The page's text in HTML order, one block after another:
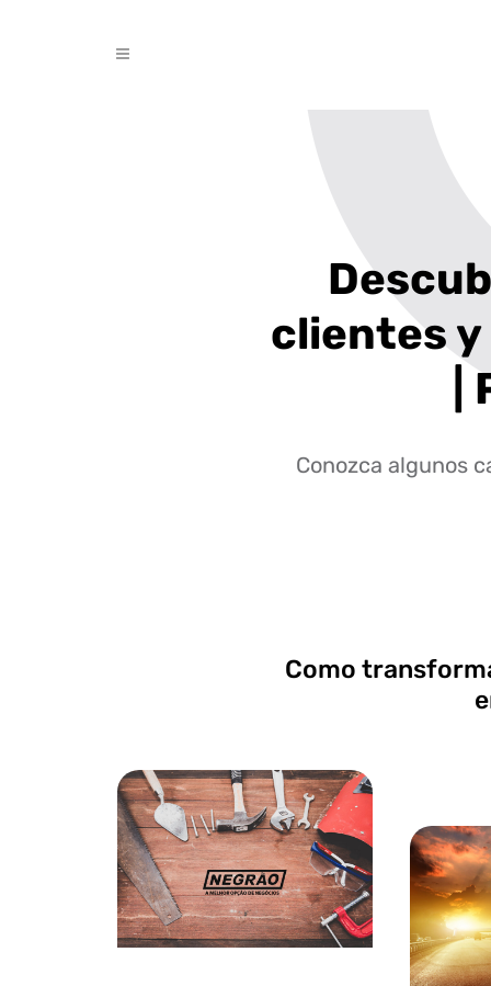
clientes y
Conozca algunos
Como